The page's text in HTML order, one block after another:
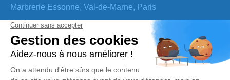
Marbrerie Essonne, Val-de-Marne, Paris
Nos coordonnées
Adresse